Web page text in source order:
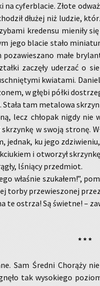
na cy­fer­bla­cie. Złote
dłu­żej niż lu­dzie,
kre­den­su mie­ni­ły
jego bla­cie stało
po­za­wie­sza­no małe
za­czę­ły ude­rzać o
kwia­ta­mi.
w głębi półki
Stała tam me­ta­lo­wa
lecz chło­pak nigdy nie
w swoją stro­nę.
jed­nak, ku jego
i otwo­rzył
lśnią­cy przed­miot.
wła­śnie szu­ka­łem!”,
torby prze­wie­szo­nej
te ostrza! Są świet­ne! –
* * *
Sam Śred­ni Cho­rą­ży
tak wy­so­kie­go